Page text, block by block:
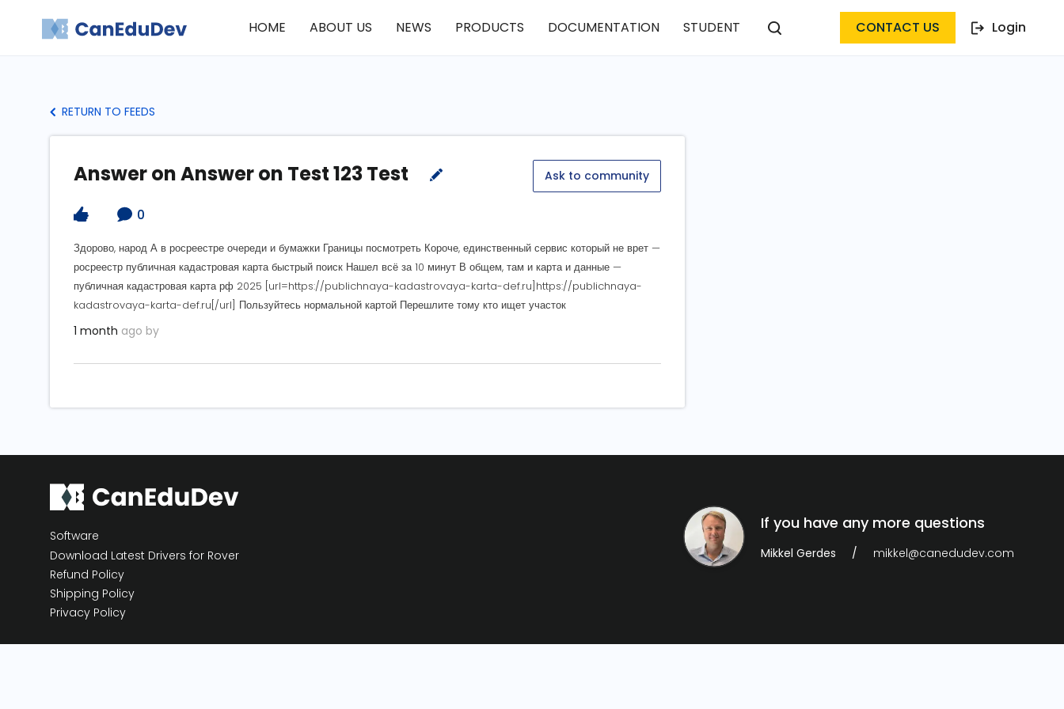
HOME ABOUT US NEWS PRODUCTS DOCUMENTATION STUDENT CONTACT US Login
RETURN TO FEEDS
Answer on Answer on Test 123 Test Ask to community
0
Здорово, народ А в росреестре очереди и бумажки Границы посмотреть Короче, единственный сервис который не врет —
росреестр публичная кадастровая карта быстрый поиск Нашел всё за 10 минут В общем, там и карта и данные —
публичная кадастровая карта рф 2025 [url=https://publichnaya-kadastrovaya-karta-def.ru]https://publichnaya-
kadastrovaya-karta-def.ru[/url] Пользуйтесь нормальной картой Перешлите тому кто ищет участок
1 month ago by
Software
Download Latest Drivers for Rover
Refund Policy
Shipping Policy
Privacy Policy
If you have any more questions
Mikkel Gerdes mikkel@canedudev.com